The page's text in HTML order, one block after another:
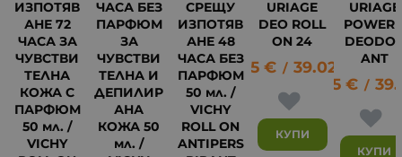
ИЗПОТЯВ
АНЕ 72
ЧАСА ЗА
ЧУВСТВИ
ТЕЛНА
КОЖА С
ПАРФЮМ
50 мл. /
VICHY
ЧАСА БЕЗ
ПАРФЮМ
ЗА
ЧУВСТВИ
ТЕЛНА И
ДЕПИЛИР
АНА
КОЖА 50
мл. /
СРЕЩУ
ИЗПОТЯВ
АНЕ 48
ЧАСА БЕЗ
ПАРФЮМ
50 мл. /
VICHY
ROLL ON
ANTIPERS
URIAGE
DEO ROLL
ON 24
19.95 € / 39.02 лв.
КУПИ
URIAGE
POWER
ANT
19.95 € /
КУПИ